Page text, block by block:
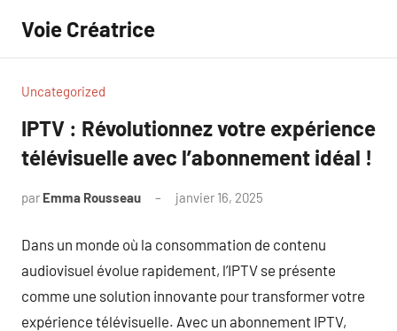
contenu
Voie Créatrice
Uncategorized
IPTV : Révolutionnez votre expérience
télévisuelle avec l’abonnement idéal !
par Emma Rousseau janvier 16, 2025
Dans un monde où la consommation de contenu
audiovisuel évolue rapidement, l’IPTV se présente
comme une solution innovante pour transformer votre
expérience télévisuelle. Avec un abonnement IPTV,